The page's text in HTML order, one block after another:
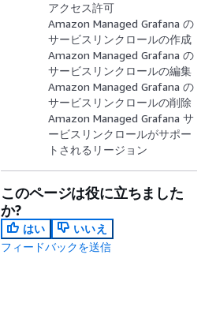
アクセス許可
Amazon Managed Grafana の
サービスリンクロールの作成
Amazon Managed Grafana の
サービスリンクロールの編集
Amazon Managed Grafana の
サービスリンクロールの削除
Amazon Managed Grafana サ
ービスリンクロールがサポー
トされるリージョン
このページは役に立ちました
か?
はい
いいえ
フィードバックを送信